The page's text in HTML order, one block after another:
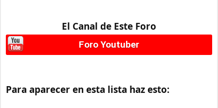
El Canal de Este Foro
Foro Youtuber
Para aparecer en esta lista haz esto: